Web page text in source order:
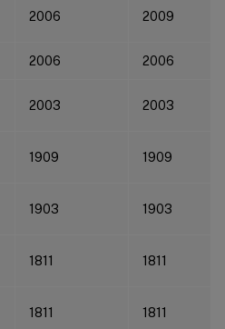
2006 2009
2006 2006
2003 2003
1909 1909
1903 1903
1811 1811
1811 1811